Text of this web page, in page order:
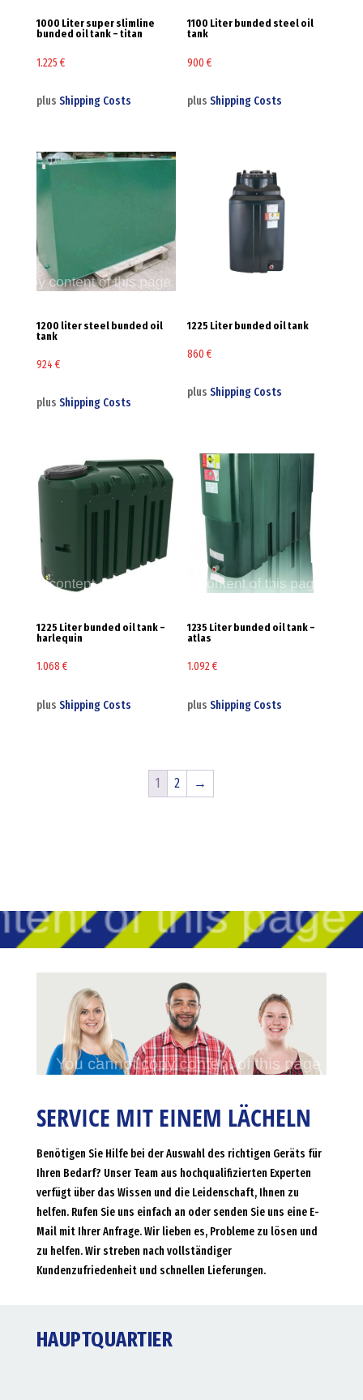
1000 Liter super slimline
bunded oil tank – titan
1.225 €
plus Shipping Costs
1100 Liter bunded steel oil
tank
900€
plusShipping Costs
1200 liter steel bunded oil
tank
924 €
plus Shipping Costs
1225 Liter bunded oil tank
860€
plusShipping Costs
1225 Liter bunded oil tank –
harlequin
1.068 €
plus Shipping Costs
1235 Liter bunded oil tank –
atlas
1.092€
plusShipping Costs
1 2 →
SERVICE MIT EINEM LÄCHELN
Benötigen Sie Hilfe bei der Auswahl des richtigen Geräts für
Ihren Bedarf? Unser Team aus hochqualifizierten Experten
verfügt über das Wissen und die Leidenschaft, Ihnen zu
helfen. Rufen Sie uns einfach an oder senden Sie uns eine E-
Mail mit Ihrer Anfrage. Wir lieben es, Probleme zu lösen und
zu helfen. Wir streben nach vollständiger
Kundenzufriedenheit und schnellen Lieferungen.
HAUPTQUARTIER